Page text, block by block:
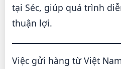
tại Séc, giúp quá trình
thuận lợi.
Việc gửi hàng từ Việt